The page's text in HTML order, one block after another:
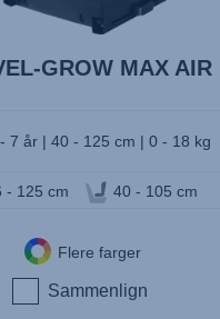
GROW MAX AIR
7 år | 40 - 125 cm | 0 - 18 kg
- 125 cm 40 - 105 cm
Flere farger
Sammenlign